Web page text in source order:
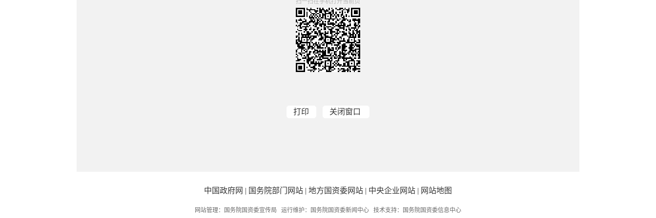
扫一扫在手机打开当前页
打印 关闭窗口